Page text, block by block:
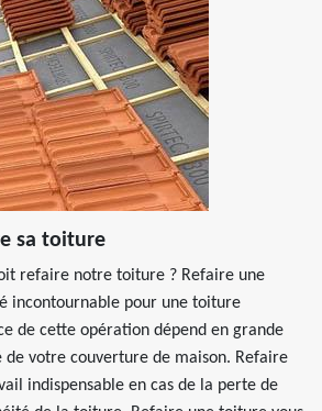
sa toiture
refaire notre toiture ? Refaire une
incontournable pour une toiture
de cette opération dépend en grande
de votre couverture de maison. Refaire
indispensable en cas de la perte de